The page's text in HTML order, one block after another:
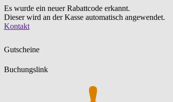
Es wurde ein neuer Rabattcode erkannt.
Dieser wird an der Kasse automatisch angewendet.
Zum
Kontakt
Gutscheine
Buchungslink